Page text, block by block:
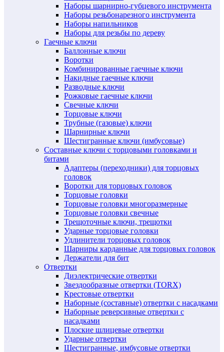
Наборы шарнирно-губцевого инструмента
Наборы резьбонарезного инструмента
Наборы напильников
Наборы для резьбы по дереву
Гаечные ключи
Баллонные ключи
Воротки
Комбинированные гаечные ключи
Накидные гаечные ключи
Разводные ключи
Рожковые гаечные ключи
Свечные ключи
Торцовые ключи
Трубные (газовые) ключи
Шарнирные ключи
Шестигранные ключи (имбусовые)
Составные ключи с торцовыми головками и
битами
Адаптеры (переходники) для торцовых
головок
Воротки для торцовых головок
Торцовые головки
Торцовые головки многоразмерные
Торцовые головки свечные
Трещоточные ключи, трещотки
Ударные торцовые головки
Удлинители торцовых головок
Шарниры карданные для торцовых головок
Держатели для бит
Отвертки
Диэлектрические отвертки
Звездообразные отвертки (TORX)
Крестовые отвертки
Наборные (составные) отвертки с насадками
Наборные реверсивные отвертки с
насадками
Плоские шлицевые отвертки
Ударные отвертки
Шестигранные, имбусовые отвертки